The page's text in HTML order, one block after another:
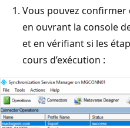
Vous pouvez
en ouvrant la console
et en vérifiant si les
cours d’exécution :